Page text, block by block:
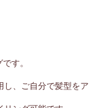
す。
し、ご自分で髪型をア